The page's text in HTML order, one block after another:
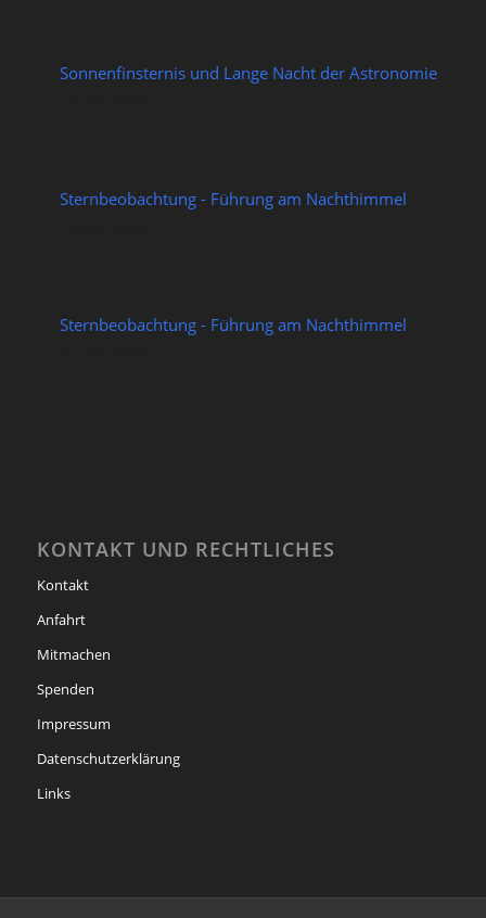
Sonnenfinsternis und Lange Nacht der Astronomie
Sternbeobachtung - Führung am Nachthimmel
Sternbeobachtung - Führung am Nachthimmel
KONTAKT UND RECHTLICHES
Kontakt
Anfahrt
Mitmachen
Spenden
Impressum
Datenschutzerklärung
Links